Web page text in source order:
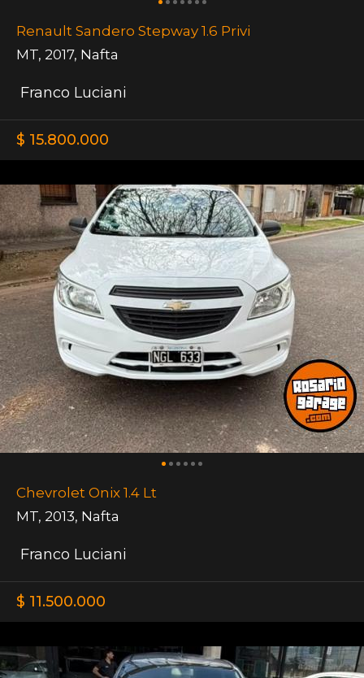
Renault Sandero Stepway 1.6 Privi
MT, 2017, Nafta
Franco Luciani
$ 15.800.000
Chevrolet Onix 1.4 Lt
MT, 2013, Nafta
Franco Luciani
$ 11.500.000